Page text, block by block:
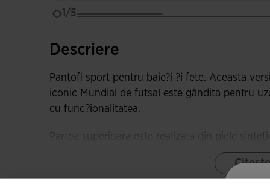
1/5
Descriere
Pantofi sport pentru baie?i ?i fete. Aceasta
iconic Mundial de futsal este gândita pentru
cu func?ionalitatea.
Partea superioara este realizata din piele
flexibile ?i cu un finisaj de calitate.
strategice care favorizeaza transpira?ia ?i